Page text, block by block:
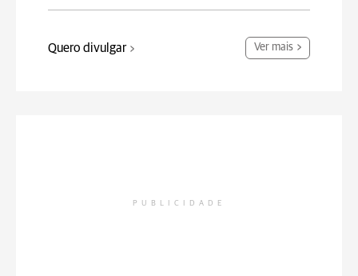
Quero divulgar Ver mais
PUBLICIDADE